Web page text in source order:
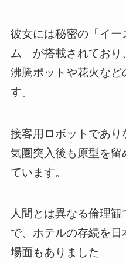
彼女には秘密の「イー
ム」が搭載されてお
沸騰ポットや花火など
す。
接客用ロボットであ
気圏突入後も原型を留
ています。
人間とは異なる倫理
で、ホテルの存続を
場面もありました。